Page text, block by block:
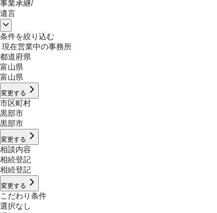
事業承継/
遺言
条件を絞り込む
現在営業中の事務所
都道府県
富山県
富山県
変更する
市区町村
黒部市
黒部市
変更する
相談内容
相続登記
相続登記
変更する
こだわり条件
選択なし